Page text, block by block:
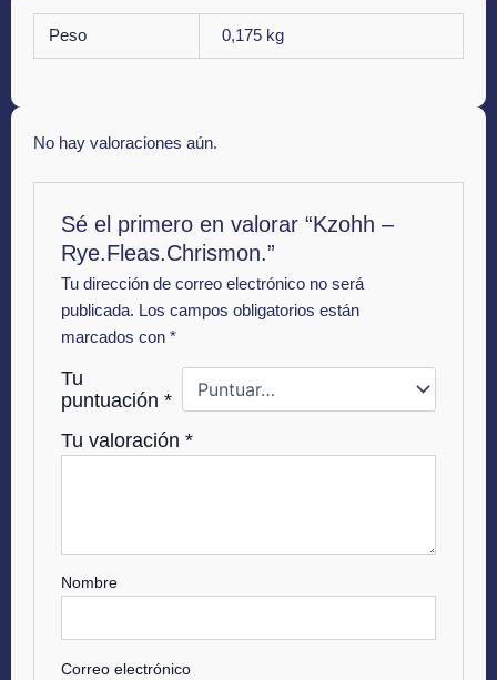
Peso 0,175 kg
No hay valoraciones aún.
Sé el primero en valorar “Kzohh –
Rye.Fleas.Chrismon.”
Tu dirección de correo electrónico no será
publicada. Los campos obligatorios están
marcados con*
Tu
puntuación*
Tu valoración*
Nombre
Correo electrónico